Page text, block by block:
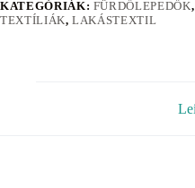
KATEGÓRIÁK: FÜRDŐLEPEDŐK,
TEXTÍLIÁK,LAKÁSTEXTIL